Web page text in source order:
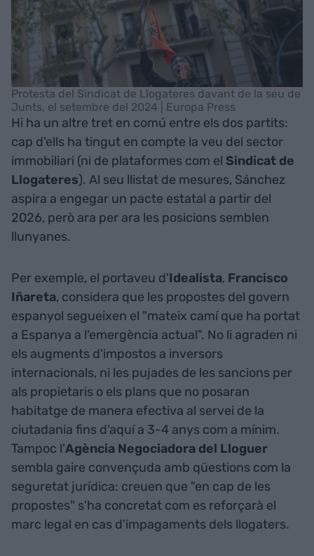
Protesta del Sindicat de Llogateres davant de la seu de
Junts, el setembre del 2024 | Europa Press
Hi ha un altre tret en comú entre els dos partits:
cap d'ells ha tingut en compte la veu del sector
immobiliari (ni de plataformes com el Sindicat de
Llogateres). Al seu llistat de mesures, Sánchez
aspira a engegar un pacte estatal a partir del
2026, però ara per ara les posicions semblen
llunyanes.
Per exemple, el portaveu d'Idealista, Francisco
Iñareta, considera que les propostes del govern
espanyol segueixen el "mateix camí que ha portat
a Espanya a l'emergència actual". No li agraden ni
els augments d'impostos a inversors
internacionals, ni les pujades de les sancions per
als propietaris o els plans que no posaran
habitatge de manera efectiva al servei de la
ciutadania fins d'aquí a 3-4 anys com a mínim.
Tampoc l'Agència Negociadora del Lloguer
sembla gaire convençuda amb qüestions com la
seguretat jurídica: creuen que "en cap de les
propostes" s'ha concretat com es reforçarà el
marc legal en cas d'impagaments dels llogaters.